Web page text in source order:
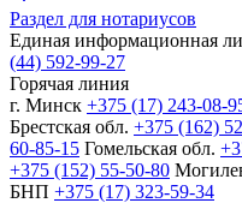
Раздел для нотариусов
Единая информационная
(44) 592-99-27
Горячая линия
г. Минск +375 (17) 243-08-
Брестская обл. +375 (162)
60-85-15 Гомельская обл.
+375 (152) 55-50-80
БНП +375 (17) 323-59-34